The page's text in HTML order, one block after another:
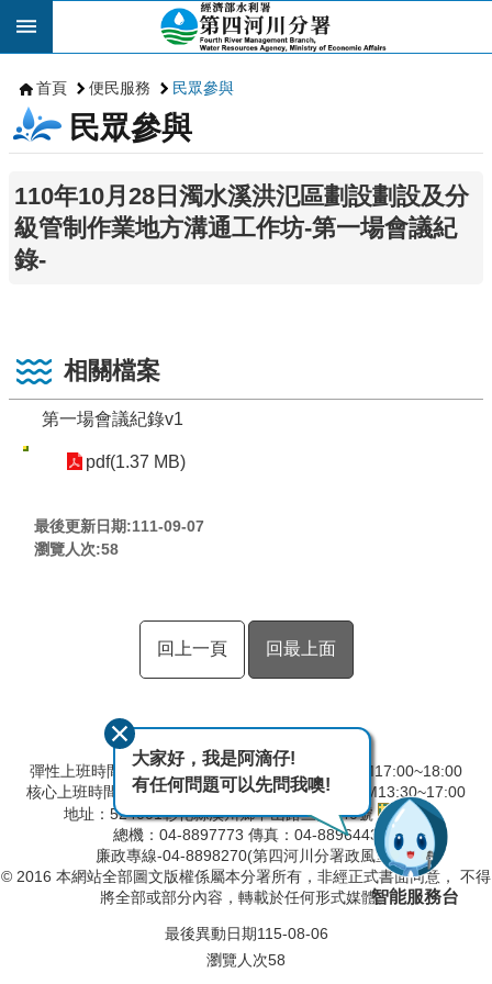
跳到主要內容區塊
首頁 便民服務 民眾參與
民眾參與
110年10月28日濁水溪洪氾區劃設劃設及分
級管制作業地方溝通工作坊-第一場會議紀
錄-
相關檔案
第一場會議紀錄v1
pdf(1.37 MB)
最後更新日期:111-09-07
瀏覽人次:58
回上一頁 回最上面
彈性上班時間：AM8:00~09:00 彈性下班時間：PM17:00~18:00
核心上班時間：星期一 ~ 星期五 AM8:30~12:30 PM13:30~17:00
地址：524001彰化縣溪州鄉中山路三段640號
總機：04-8897773 傳真：04-8896443
廉政專線-04-8898270(第四河川分署政風室)
© 2016 本網站全部圖文版權係屬本分署所有，非經正式書面同意， 不得
將全部或部分內容，轉載於任何形式媒體。
最後異動日期115-08-06
瀏覽人次58
大家好，我是阿滴仔!
有任何問題可以先問我噢!
智能服務台